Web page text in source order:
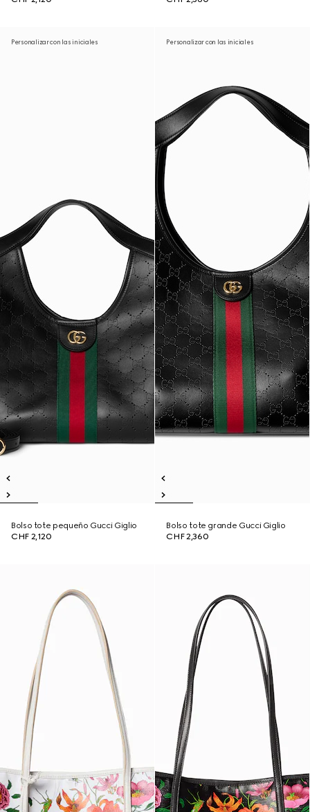
Personalizar con las iniciales
Bolso tote pequeño Gucci Giglio
CHF 2,120
Personalizar con las iniciales
Bolso tote grande Gucci Giglio
CHF 2,360